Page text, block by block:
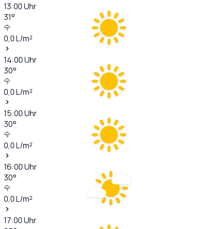
13:00Uhr
31°
0,0L/m²
14:00Uhr
30°
0,0L/m²
15:00Uhr
30°
0,0L/m²
16:00Uhr
30°
0,0L/m²
17:00Uhr